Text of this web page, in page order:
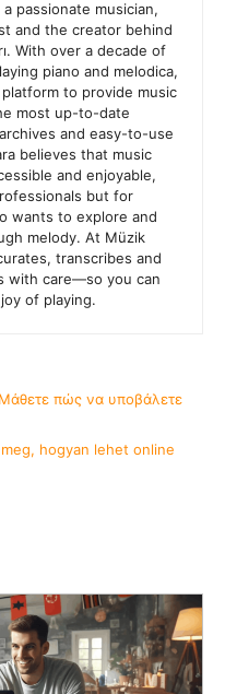
a passionate musician,
and the creator behind
With over a decade of
piano and melodica,
to provide music
most up-to-date
and easy-to-use
believes that music
and enjoyable,
but for
wants to explore and
melody. At Müzik
transcribes and
with care—so you can
of playing.
πώς να υποβάλετε
hogyan lehet online